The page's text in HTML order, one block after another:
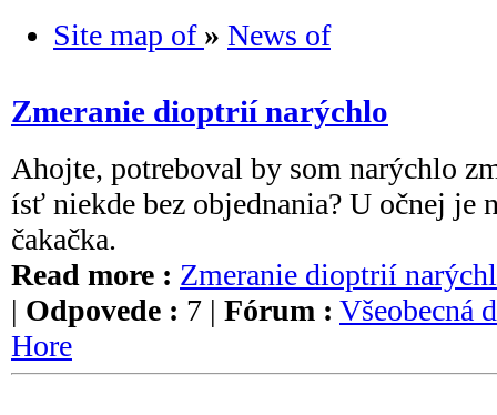
Site map of » News of
Zmeranie dioptrií narýchlo
Ahojte, potreboval by som narýchlo
ísť niekde bez objednania? U očnej je
čakačka.
Read more : Zmeranie dioptrií
| Odpovede : 7 | Fórum : Všeobecná
Hore